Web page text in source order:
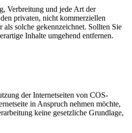
Verbreitung und jede Art der
privaten, nicht kommerziellen
solche gekennzeichnet. Sollten Sie
Inhalte umgehend entfernen.
der Internetseiten von COS-
in Anspruch nehmen möchte,
keine gesetzliche Grundlage,